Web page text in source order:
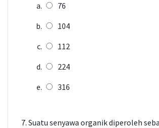
76
104
112
224
316
Suatu senyawa organik diperoleh